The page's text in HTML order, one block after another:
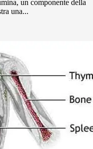
un componente della
una...